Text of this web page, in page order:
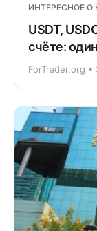
ИНТЕРЕСНОЕ
USDT,
счёте:
ForTrader.org •